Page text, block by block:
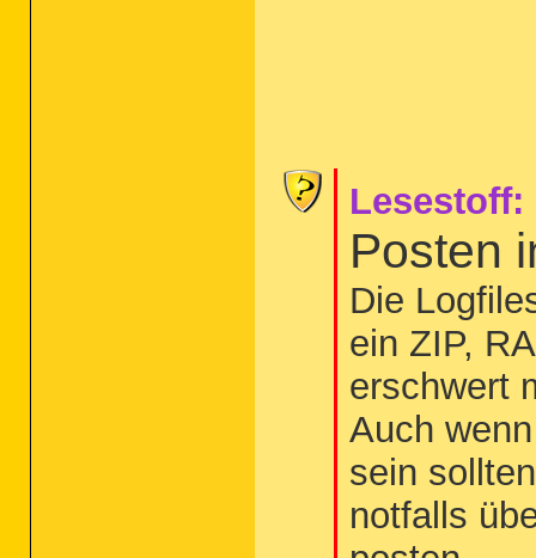
Lesestoff:
Posten
Die
ein ZIP,
erschwert
Auch
sein
notfalls